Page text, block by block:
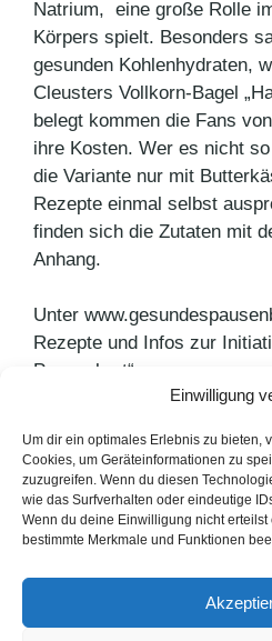
Einwilligung
Um dir ein optimales Erlebnis zu bieten,
Cookies, um Geräteinformationen zu
zuzugreifen. Wenn du diesen
wie das Surfverhalten oder eindeutige
Wenn du deine Einwilligung nicht erteilst
bestimmte Merkmale und Funktionen
Natrium, eine große Rolle
Körpers spielt. Besonders
gesunden Kohlenhydraten,
Cleusters Vollkorn-Bagel
belegt kommen die Fans
ihre Kosten. Wer es nicht
die Variante nur mit
Rezepte einmal selbst
finden sich die Zutaten mit
Anhang.
Unter
Rezepte und Infos zur
Pausenbrot“.
Kategorien
Agenturnews,
DEICHMANN-
Soft Bröd von Harry